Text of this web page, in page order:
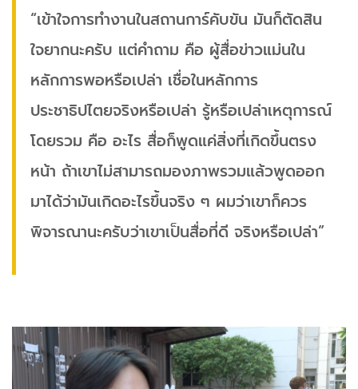
“เข้าใจการทำงานในสถานการ์คับขัน มันก็ตัดสิน
ใจยากนะครับ แต่คำถาม คือ ผู้สื่อข่าวแม่นใน
หลักการพอหรือเปล่า เชื่อในหลักการ
ประชาธิปไตยจริงหรือเปล่า รู้หรือเปล่าเหตุการณ์
โดยรวม คือ อะไร สื่อก็พูดแค่สิ่งที่เกิดขึ้นตรง
หน้า ถ้าเขาไม่สามารถมองภาพรวมแล้วพูดออก
มาได้ว่ามันเกิดอะไรขึ้นจริง ๆ ผมว่าเขาก็ควร
พิจารณานะครับว่าเขาเป็นสื่อที่ดี จริงหรือเปล่า”